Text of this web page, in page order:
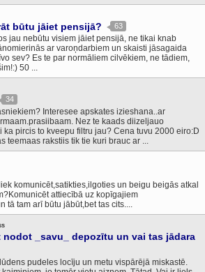
būtu jāiet pensijā? 63
jau nebūtu visiem jāiet pensijā, ne tikai knab
ar varoņdarbiem un skaisti jāsagaida
sev? Es te par normāliem cilvēkiem, ne tādiem,
50 ...
34
Interesee apskates izieshana..ar
Nez te kaads diizeljauo
pircis to kveepu filtru jau? Cena tuvu 2000 eiro:D
teemaas rakstiis tik tie kuri brauc ar ...
komunicēt,satikties,ilgoties un beigu beigās atkal
attiecībā uz kopīgajiem
tā tam arī būtu jābūt,bet tas cits....
_savu_ depozītu un vai tas jādara
pudeles locīju un metu vispārējā miskastē.